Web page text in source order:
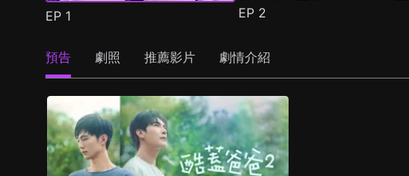
EP 1 EP 2
預告 劇照 推薦影片 劇情介紹